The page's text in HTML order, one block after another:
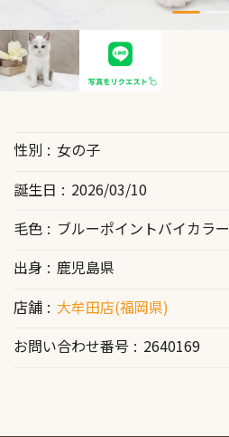
性別
女の子
誕生日
2026/03/10
毛色
ブルーポイントバイカラー
出身
鹿児島県
店舗
大牟田店(福岡県)
お問い合わせ番号
2640169